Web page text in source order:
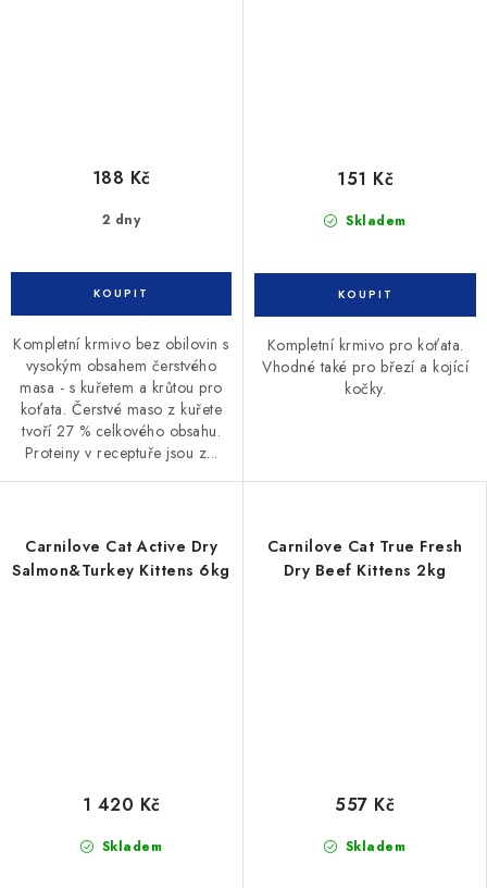
2 dny
188 Kč
Kompletní krmivo bez obilovin s
vysokým obsahem čerstvého
masa - s kuřetem a krůtou pro
koťata. Čerstvé maso z kuřete
tvoří 27 % celkového obsahu.
Proteiny v receptuře jsou z...
Skladem
151 Kč
Kompletní krmivo pro koťata.
Vhodné také pro březí a kojící
kočky.
Carnilove Cat Active Dry
Salmon&Turkey Kittens 6kg
Skladem
1 420 Kč
Carnilove Cat True Fresh
Dry Beef Kittens 2kg
Skladem
557 Kč